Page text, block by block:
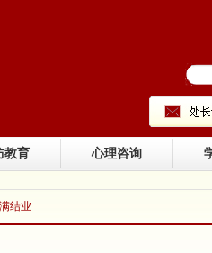
教育 心理咨询
结业